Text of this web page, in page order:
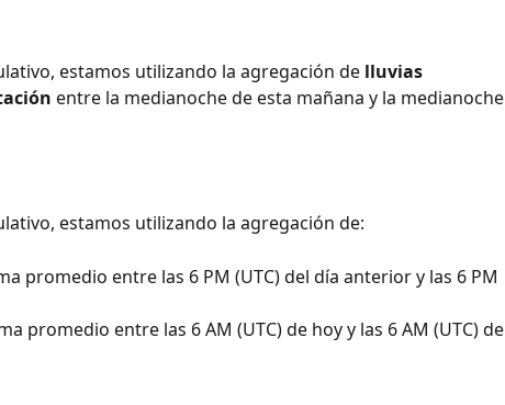
estamos utilizando la agregación de lluvias
entre la medianoche de esta mañana y la medianoche
estamos utilizando la agregación de:
promedio entre las 6 PM (UTC) del día anterior y las 6 PM
promedio entre las 6 AM (UTC) de hoy y las 6 AM (UTC) de